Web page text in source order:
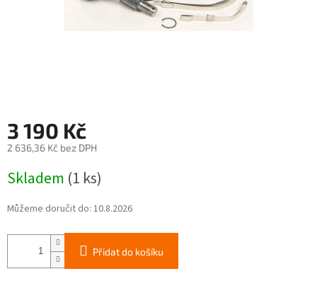
3 190 Kč
2 636,36 Kč bez DPH
cena:
Skladem (1 ks)
Můžeme doručit do: 10.8.2026
Přidat do košíku